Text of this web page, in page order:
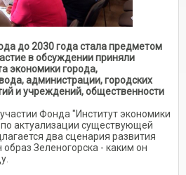
до 2030 года стала предметом
в обсуждении приняли
экономики города,
администрации, городских
и учреждений, общественности
Фонда "Институт экономики
актуализации существующей
два сценария развития
Зеленогорска - каким он